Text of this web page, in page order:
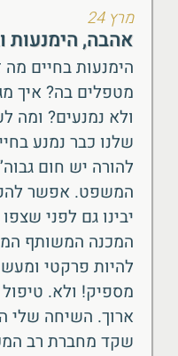
מרץ 24
אהבה, הימנעות
הימנעות בחיים
מטפלים בה? איך
ולא נמנעים? ומה
שלנו כבר נמנע
להורה יש חום
המשפט. אפשר
יבינו גם לפני
המכנה המשותף
להיות פרקטי
מספיק! ולא.
ארוך. השיחה שלי
שקד מחברת רב